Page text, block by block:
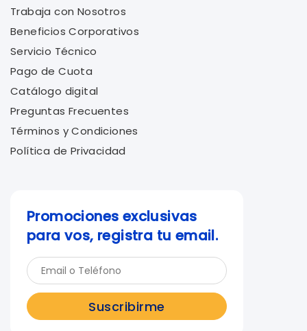
Trabaja con Nosotros
Beneficios Corporativos
Servicio Técnico
Pago de Cuota
Catálogo digital
Preguntas Frecuentes
Términos y Condiciones
Política de Privacidad
Promociones exclusivas
para vos, registra tu email.
Suscribirme